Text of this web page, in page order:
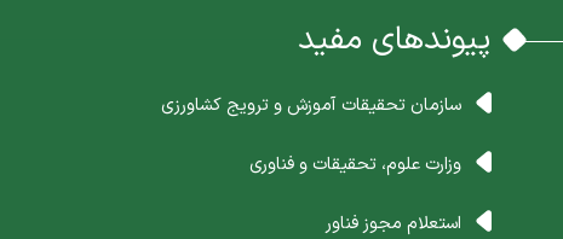
پیوندهای مفید
سازمان تحقیقات آموزش و ترویج کشاورزی
وزارت علوم، تحقیقات و فناوری
استعلام مجوز فناور